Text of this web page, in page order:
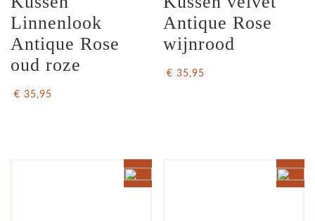
Linnenlook
Antique Rose
oud roze
€ 35,95
Antique Rose
wijnrood
€ 35,95